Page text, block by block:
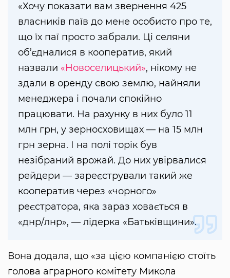
«Хочу показати вам звернення 425
власників паїв до мене особисто про те,
що їх паї просто забрали. Ці селяни
об’єдналися в кооператив, який
назвали «Новоселицький», нікому не
здали в оренду свою землю, найняли
менеджера і почали спокійно
працювати. На рахунку в них було 11
млн грн, у зерносховищах — на 15 млн
грн зерна. І на полі торік був
незібраний врожай. До них увірвалися
рейдери — зареєстрували такий же
кооператив через «чорного»
реєстратора, яка зараз ховається в
«днр/лнр», — лідерка «Батьківщини».
Вона додала, що «за цією компанією стоїть
голова аграрного комітету Микола